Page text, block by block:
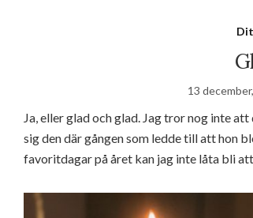
13
Ja, eller glad och glad. Jag tror nog inte
sig den där gången som ledde till att hon
favoritdagar på året kan jag inte låta bli